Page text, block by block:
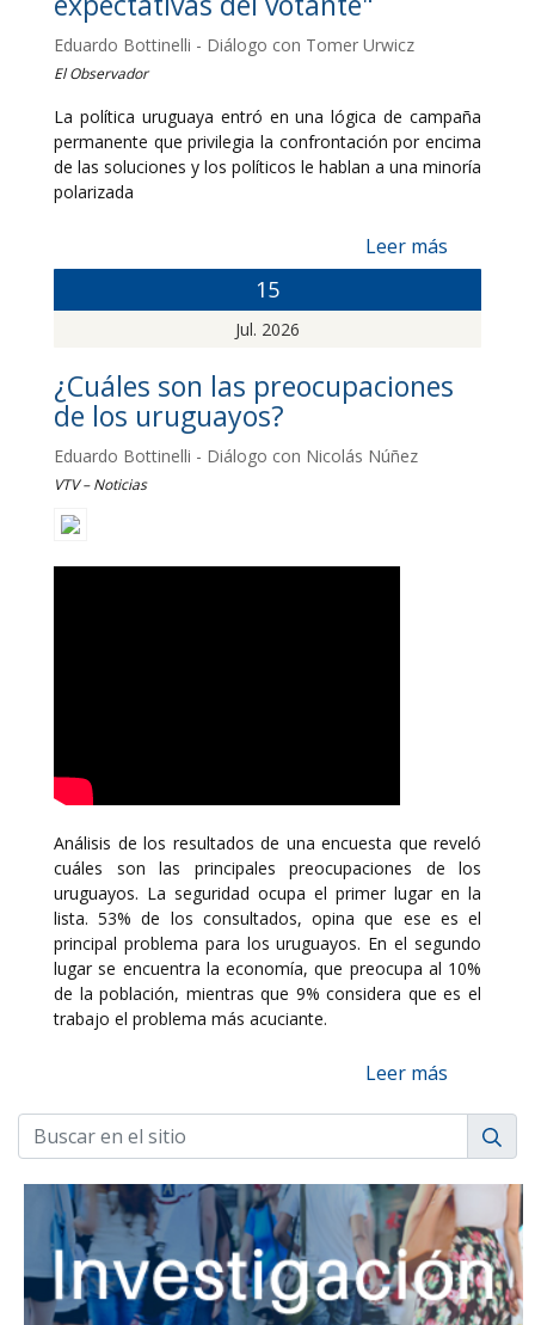
Eduardo Bottinelli - Diálogo con Tomer Urwicz
El Observador
La política uruguaya entró en una lógica de campaña
permanente que privilegia la confrontación por encima
de las soluciones y los políticos le hablan a una minoría
polarizada
Leer más
15
Jul. 2026
¿Cuáles son las preocupaciones
de los uruguayos?
Eduardo Bottinelli - Diálogo con Nicolás Núñez
VTV – Noticias
Análisis de los resultados de una encuesta que reveló
cuáles son las principales preocupaciones de los
uruguayos. La seguridad ocupa el primer lugar en la
lista. 53% de los consultados, opina que ese es el
principal problema para los uruguayos. En el segundo
lugar se encuentra la economía, que preocupa al 10%
de la población, mientras que 9% considera que es el
trabajo el problema más acuciante.
Leer más